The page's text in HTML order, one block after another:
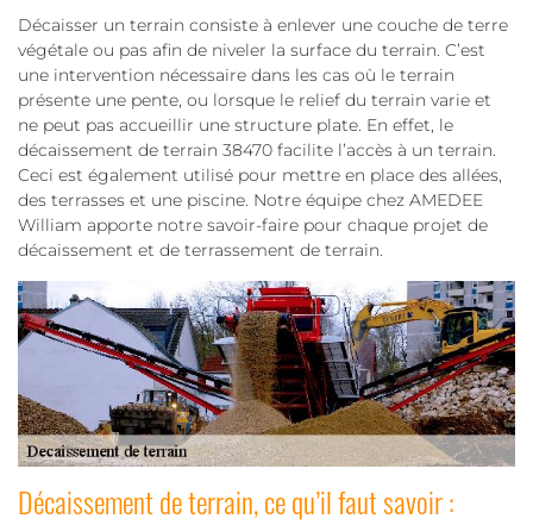
Décaisser un terrain consiste à enlever une couche de terre
végétale ou pas afin de niveler la surface du terrain. C’est
une intervention nécessaire dans les cas où le terrain
présente une pente, ou lorsque le relief du terrain varie et
ne peut pas accueillir une structure plate. En effet, le
décaissement de terrain 38470 facilite l’accès à un terrain.
Ceci est également utilisé pour mettre en place des allées,
des terrasses et une piscine. Notre équipe chez AMEDEE
William apporte notre savoir-faire pour chaque projet de
décaissement et de terrassement de terrain.
Décaissement de terrain, ce qu’il faut savoir :